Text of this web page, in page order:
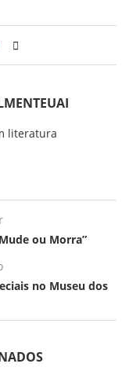
literatura
ou Morra”
no Museu dos